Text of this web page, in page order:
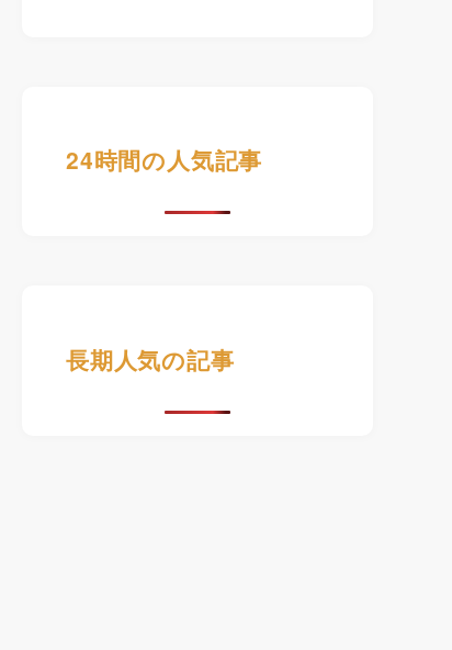
24時間の人気記事
長期人気の記事